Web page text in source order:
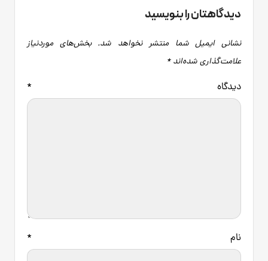
دیدگاهتان را بنویسید
نشانی ایمیل شما منتشر نخواهد شد. بخش‌های موردنیاز
علامت‌گذاری شده‌اند*
دیدگاه *
نام *